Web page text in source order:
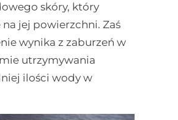
skóry, który
jej powierzchni. Zaś
wynika z zaburzeń w
utrzymywania
ilości wody w